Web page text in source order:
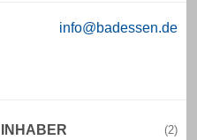
info@badessen.de
(2)